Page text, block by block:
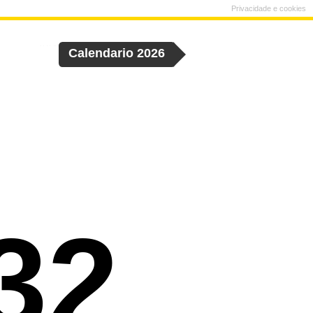
Calendario 2026
Privacidade e cookies